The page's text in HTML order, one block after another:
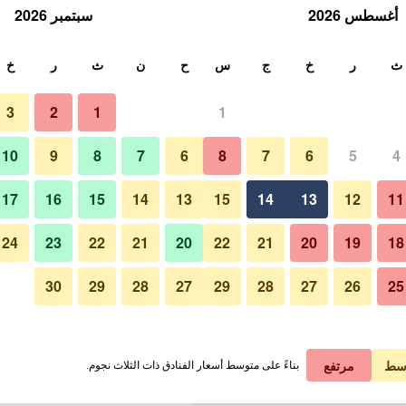
في الليلة
﷼ عرض الصفقة
﷼ عرض الصفقة
غرفة نوم
صور لـ ماونتن فيو موتور إن آند
أغسطس 2026
ث ر خ ج س
1
4
5
6
7
8
11
12
13
14
15
18
19
20
21
22
25
26
27
28
29
سبتمبر 2026
ح ن ث ر خ
1
2
3
6
7
8
9
10
13
14
15
16
17
20
21
22
23
24
27
28
29
30
مرتفع بناءً على متوسط أسعار الفنادق ذات الثلاث نجوم.